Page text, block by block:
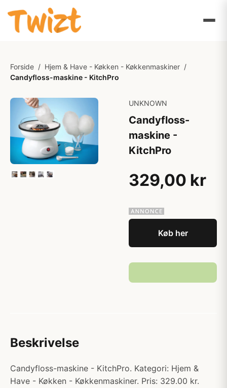
Forside / Hjem & Have - Køkken - Køkkenmaskiner /
Candyfloss-maskine - KitchPro
UNKNOWN
Candyfloss-
maskine -
KitchPro
329,00 kr
Køb her
Beskrivelse
Candyfloss-maskine - KitchPro. Kategori: Hjem &
Have - Køkken - Køkkenmaskiner. Pris: 329.00 kr.